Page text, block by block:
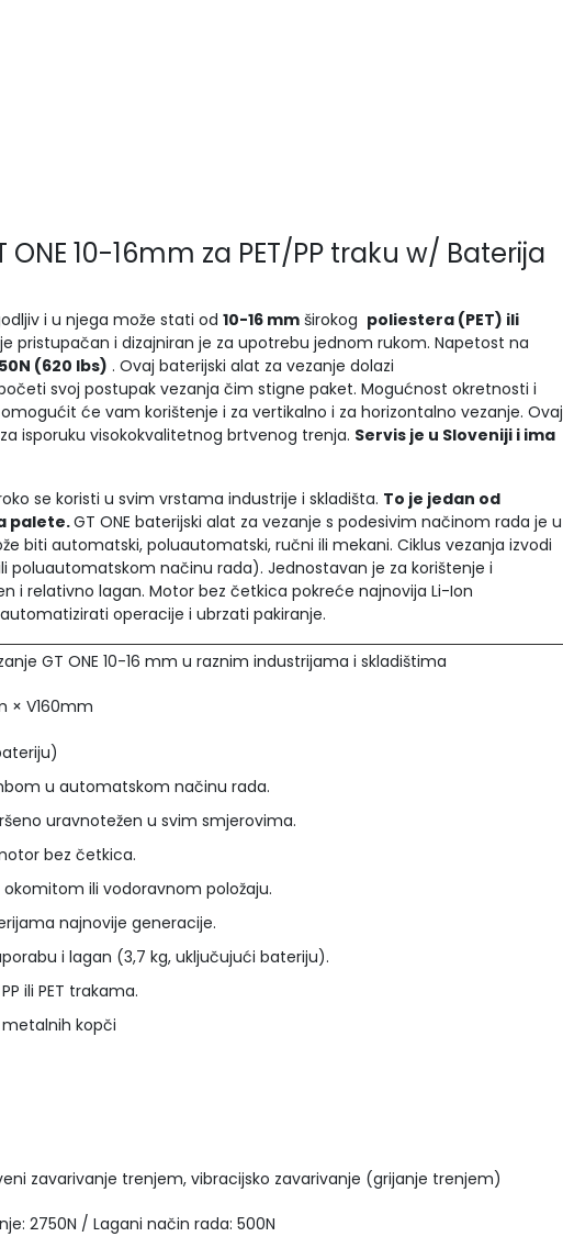
10-16mm za PET/PP traku w/ Baterija
i u njega može stati od 10-16 mm širokog poliestera (PET) ili
pristupačan i dizajniran je za upotrebu jednom rukom. Napetost na
(620 lbs) . Ovaj baterijski alat za vezanje dolazi
svoj postupak vezanja čim stigne paket. Mogućnost okretnosti i
će vam korištenje i za vertikalno i za horizontalno vezanje. Ovaj
isporuku visokokvalitetnog brtvenog trenja. Servis je u Sloveniji i ima
se koristi u svim vrstama industrije i skladišta. To je jedan od
palete.GT ONE baterijski alat za vezanje s podesivim načinom rada je u
biti automatski, poluautomatski, ručni ili mekani. Ciklus vezanja izvodi
načinu rada). Jednostavan je za korištenje i
i relativno lagan. Motor bez četkica pokreće najnovija Li-Ion
operacije i ubrzati pakiranje.
GT ONE 10-16 mm u raznim industrijama i skladištima
× V160mm
u automatskom načinu rada.
uravnotežen u svim smjerovima.
bez četkica.
okomitom ili vodoravnom položaju.
najnovije generacije.
i lagan (3,7 kg, uključujući bateriju).
ili PET trakama.
kopči
zavarivanje trenjem, vibracijsko zavarivanje (grijanje trenjem)
2750N / Lagani način rada: 500N